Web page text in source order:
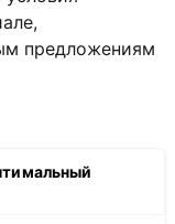
предложениям